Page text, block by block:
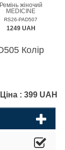
Ремінь жіночий
MEDICINE
RS26-PAD507
1249 UAH
Колір
Ціна : 399 UAH